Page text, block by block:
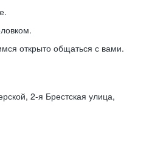
открыто общаться с вами.
2-я Брестская улица,